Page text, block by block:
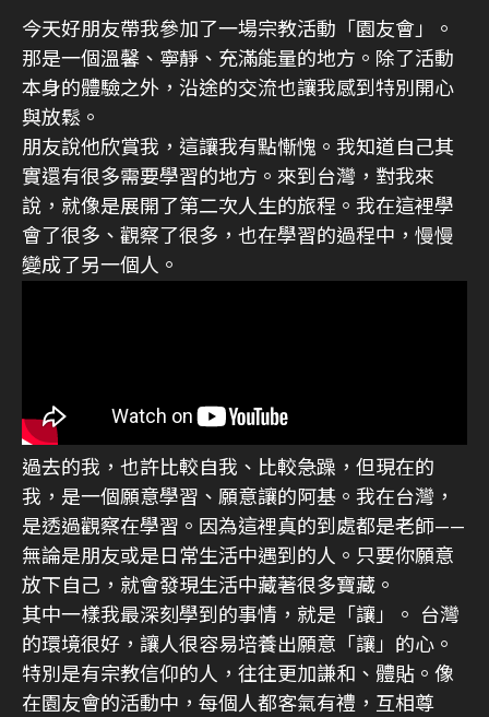
今天好朋友帶我參加了一場宗教活動「園友會」。
那是一個溫馨、寧靜、充滿能量的地方。除了活動
本身的體驗之外，沿途的交流也讓我感到特別開心
與放鬆。
朋友說他欣賞我，這讓我有點慚愧。我知道自己其
實還有很多需要學習的地方。來到台灣，對我來
說，就像是展開了第二次人生的旅程。我在這裡學
會了很多、觀察了很多，也在學習的過程中，慢慢
變成了另一個人。
過去的我，也許比較自我、比較急躁，但現在的
我，是一個願意學習、願意讓的阿基。我在台灣，
是透過觀察在學習。因為這裡真的到處都是老師——
無論是朋友或是日常生活中遇到的人。只要你願意
放下自己，就會發現生活中藏著很多寶藏。
其中一樣我最深刻學到的事情，就是「讓」。 台灣
的環境很好，讓人很容易培養出願意「讓」的心。
特別是有宗教信仰的人，往往更加謙和、體貼。像
在園友會的活動中，每個人都客氣有禮，互相尊